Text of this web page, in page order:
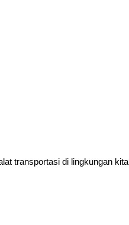
transportasi di lingkungan